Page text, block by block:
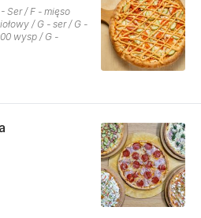
Ser / F - mięso
/ G - ser / G -
wysp / G -